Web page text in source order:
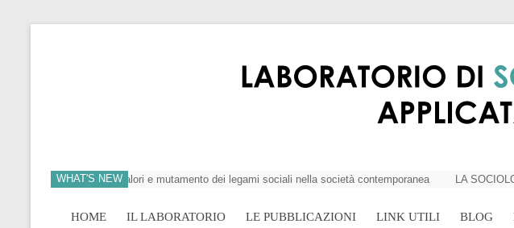
WHAT'S NEW
crisi dei valori e mutamento dei legami sociali nella società contemporanea LA SOCIOLOGIA
HOME IL LABORATORIO LE PUBBLICAZIONI LINK UTILI BLOG